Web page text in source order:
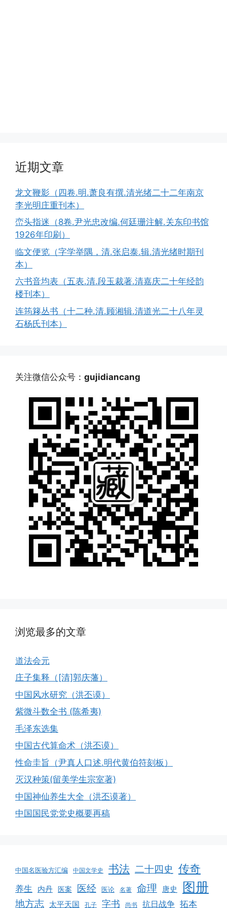
近期文章
龙文鞭影（四卷.明.萧良有撰.清光绪二十二年南京
李光明庄重刊本）
峦头指迷（8卷.尹光忠改编.何廷珊注解.关东印书馆
1926年印刷）
临文便览（字学举隅，清.张启泰.辑.清光绪时期刊
本）
六书音均表（五表.清.段玉裁著.清嘉庆二十年经韵
楼刊本）
连筠簃丛书（十二种.清.顾湘辑.清道光二十八年灵
石杨氏刊本）
关注微信公众号： gujidiancang
浏览最多的文章
道法会元
庄子集释（[清]郭庆藩）
中国风水研究（洪丕谟）
紫微斗数全书 (陈希夷)
毛泽东选集
中国古代算命术（洪丕谟）
性命圭旨（尹真人口述.明代黄伯符刻板）
灭汉种策(留美学生宗室著)
中国神仙养生大全（洪丕谟著）
中国国民党党史概要再稿
中国名医验方汇编 中国文学史 书法 二十四史 传奇
养生 内丹 医案 医经 医论 名著 命理 唐史 图册
地方志 太平天国 孔子 字书 尚书 抗日战争 拓本